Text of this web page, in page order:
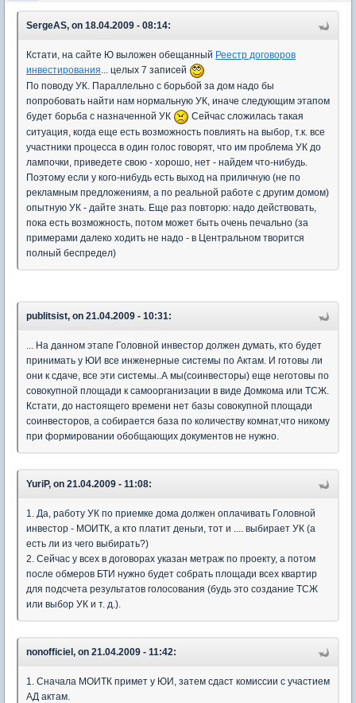
SergeAS, on 18.04.2009 - 08:14:
Кстати, на сайте Ю выложен обещанный Реестр договоров
инвестирования... целых 7 записей
По поводу УК. Параллельно с борьбой за дом надо бы
попробовать найти нам нормальную УК, иначе следующим этапом
будет борьба с назначенной УК
Сейчас сложилась такая
ситуация, когда еще есть возможность повлиять на выбор, т.к. все
участники процесса в один голос говорят, что им проблема УК до
лампочки, приведете свою - хорошо, нет - найдем что-нибудь.
Поэтому если у кого-нибудь есть выход на приличную (не по
рекламным предложениям, а по реальной работе с другим домом)
опытную УК - дайте знать. Еще раз повторю: надо действовать,
пока есть возможность, потом может быть очень печально (за
примерами далеко ходить не надо - в Центральном творится
полный беспредел)
publitsist, on 21.04.2009 - 10:31:
... На данном этапе Головной инвестор должен думать, кто будет
принимать у ЮИ все инженерные системы по Актам. И готовы ли
они к сдаче, все эти системы..А мы(соинвесторы) еще неготовы по
совокупной площади к самоорганизации в виде Домкома или ТСЖ.
Кстати, до настоящего времени нет базы совокупной площади
соинвесторов, а собирается база по количеству комнат,что никому
при формировании обобщающих документов не нужно.
YuriP, on 21.04.2009 - 11:08:
1. Да, работу УК по приемке дома должен оплачивать Головной
инвестор - МОИТК, а кто платит деньги, тот и .... выбирает УК (а
есть ли из чего выбирать?)
2. Сейчас у всех в договорах указан метраж по проекту, а потом
после обмеров БТИ нужно будет собрать площади всех квартир
для подсчета результатов голосования (будь это создание ТСЖ
или выбор УК и т. д.).
nonofficiel, on 21.04.2009 - 11:42:
1. Cначала МОИТК примет у ЮИ, затем сдаст комиссии с участием
АД актам.